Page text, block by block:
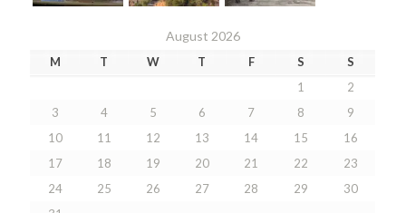
August 2026
M T W T F S
S
1
2
3
4 5 6 7 8
9
10
11 12 13 14 15
16
17
18 19 20 21 22
23
24
25 26 27 28 29
30